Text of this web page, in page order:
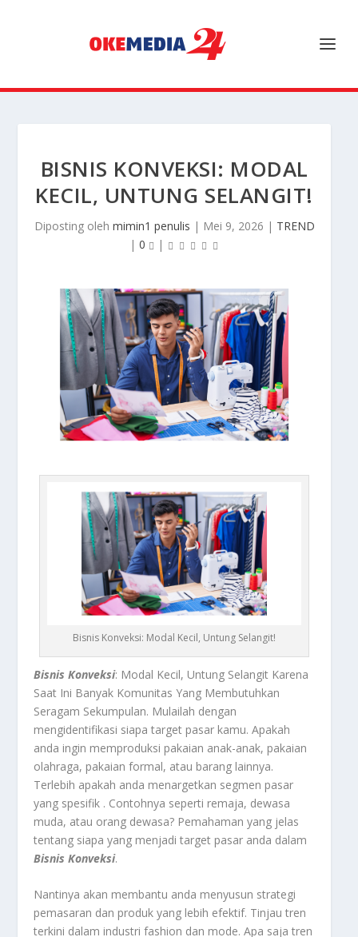
BISNIS KONVEKSI: MODAL
KECIL, UNTUNG SELANGIT!
Diposting oleh mimin1 penulis | Mei 9, 2026 | TREND
| 0 |
Bisnis Konveksi: Modal Kecil, Untung Selangit!
Bisnis Konveksi: Modal Kecil, Untung Selangit Karena
Saat Ini Banyak Komunitas Yang Membutuhkan
Seragam Sekumpulan. Mulailah dengan
mengidentifikasi siapa target pasar kamu. Apakah
anda ingin memproduksi pakaian anak-anak, pakaian
olahraga, pakaian formal, atau barang lainnya.
Terlebih apakah anda menargetkan segmen pasar
yang spesifik . Contohnya seperti remaja, dewasa
muda, atau orang dewasa? Pemahaman yang jelas
tentang siapa yang menjadi target pasar anda dalam
Bisnis Konveksi.
Nantinya akan membantu anda menyusun strategi
pemasaran dan produk yang lebih efektif. Tinjau tren
terkini dalam industri fashion dan mode. Apa saja tren